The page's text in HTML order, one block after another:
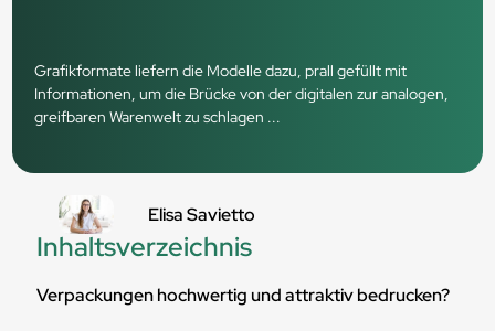
Grafikformate liefern die Modelle dazu, prall gefüllt mit
Informationen, um die Brücke von der digitalen zur analogen,
greifbaren Warenwelt zu schlagen ...
Inhaltsverzeichnis
Verpackungen hochwertig und attraktiv bedrucken?
Elisa Savietto